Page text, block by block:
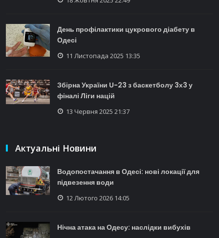
День профілактики цукрового діабету в
Одесі
11 Листопада 2025 13:35
Збірна України U-23 з баскетболу 3х3 у
фіналі Ліги націй
13 Червня 2025 21:37
Актуальні Новини
Водопостачання в Одесі: нові локації для
підвезення води
12 Лютого 2026 14:05
Нічна атака на Одесу: наслідки вибухів